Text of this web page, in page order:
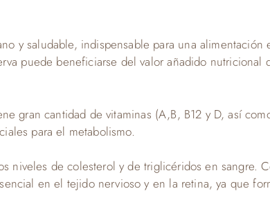
y saludable, indispensable para una alimentación
puede beneficiarse del valor añadido nutricional
gran cantidad de vitaminas (A,B, B12 y D, así
para el metabolismo.
niveles de colesterol y de triglicéridos en sangre.
en el tejido nervioso y en la retina, ya que